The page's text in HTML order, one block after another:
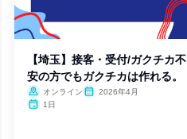
【埼玉】接客・受付/ガクチカ不
安の方でもガクチカは作れる。
オンライン
2026年4月
1日